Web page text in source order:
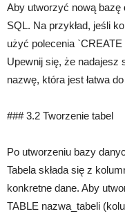
Aby utworzyć nową bazę
SQL. Na przykład, jeśli
użyć polecenia
Upewnij się, że nadajesz
nazwę, która jest łatwa
### 3.2 Tworzenie tabel
Po utworzeniu bazy
Tabela składa się z
konkretne dane. Aby
TABLE nazwa_tabeli